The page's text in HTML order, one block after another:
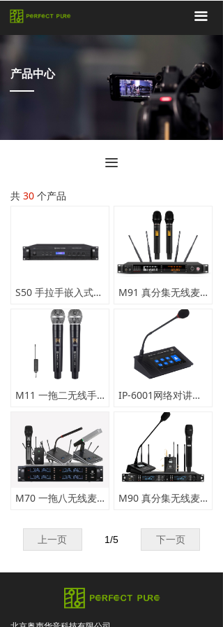
끀
产品中心
끀
共 30 个产品
S50 手拉手嵌入式会议系统 M91 真分集无线麦克风
M11 一拖二无线手持话筒 IP-6001网络对讲寻呼话筒
M70 一拖八无线麦克风 M90 真分集无线麦克风
上一页 下一页
1/5